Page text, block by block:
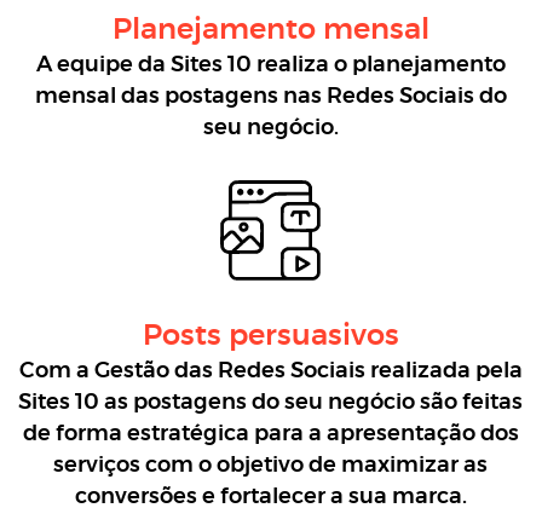
Planejamento mensal
A equipe da Sites 10 realiza o planejamento
mensal das postagens nas Redes Sociais do
seu negócio.
Posts persuasivos
Com a Gestão das Redes Sociais realizada pela
Sites 10 as postagens do seu negócio são feitas
de forma estratégica para a apresentação dos
serviços com o objetivo de maximizar as
conversões e fortalecer a sua marca.